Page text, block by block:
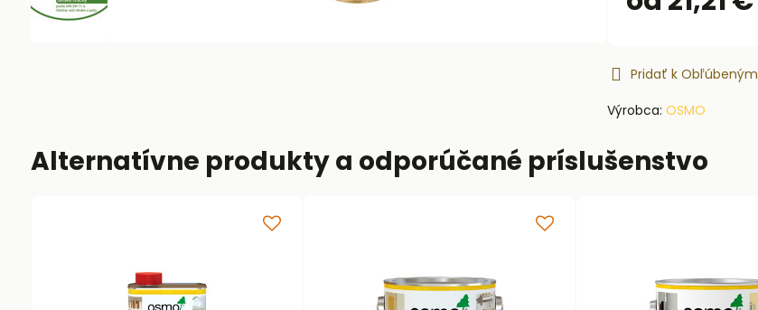
Pridať k Obľúbeným
Výrobca: OSMO
Alternatívne produkty a odporúčané príslušenstvo